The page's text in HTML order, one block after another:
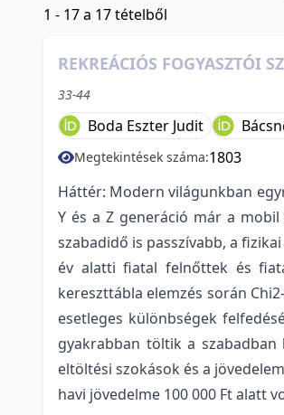
1 - 17 a 17 tételből
REKREÁCIÓS FOGYASZTÓI
33-44
Boda Eszter Judit
Megtekintések száma:1803
Háttér: Modern világunkban
Y és a Z generáció már a
szabadidő is passzívabb, a
év alatti fiatal felnőttek és
kereszttábla elemzés során
esetleges különbségek
gyakrabban töltik a
eltöltési szokások és a
havi jövedelme 100 000 Ft alatt